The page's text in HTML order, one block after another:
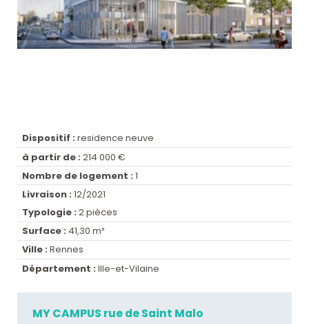
Dispositif : residence neuve
à partir de : 214 000 €
Nombre de logement : 1
Livraison : 12/2021
Typologie : 2 pièces
Surface : 41,30 m²
Ville : Rennes
Département : Ille-et-Vilaine
MY CAMPUS rue de Saint Malo